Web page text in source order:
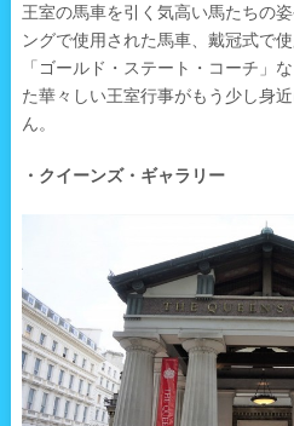
王室の馬車を引く気高い馬たちの
ングで使用された馬車、戴冠式で
「ゴールド・ステート・コーチ」
た華々しい王室行事がもう少し身
ん。
・クイーンズ・ギャラリー